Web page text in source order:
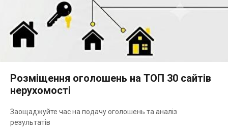
Розміщення оголошень на ТОП 30 сайтів
нерухомості
Заощаджуйте час на подачу оголошень та аналіз
результатів